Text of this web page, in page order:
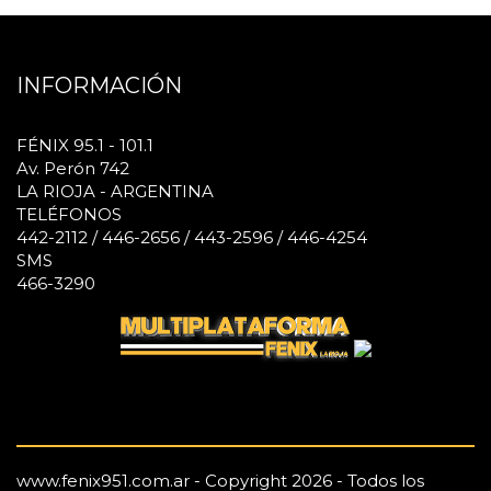
INFORMACIÓN
FÉNIX 95.1 - 101.1
Av. Perón 742
LA RIOJA - ARGENTINA
TELÉFONOS
442-2112 / 446-2656 / 443-2596 / 446-4254
SMS
466-3290
www.fenix951.com.ar - Copyright 2026 - Todos los